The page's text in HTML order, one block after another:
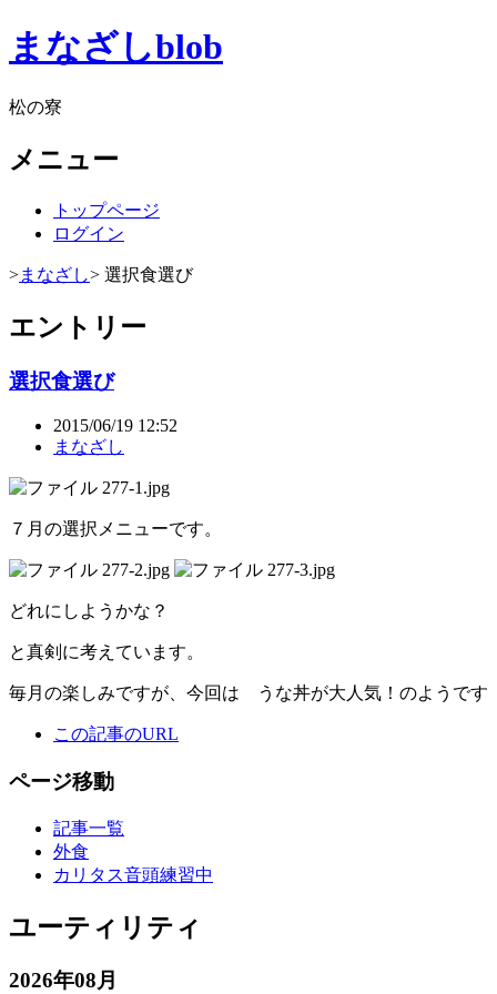
まなざしblob
松の寮
メニュー
トップページ
ログイン
>まなざし> 選択食選び
エントリー
選択食選び
2015/06/19 12:52
まなざし
７月の選択メニューです。
どれにしようかな？
と真剣に考えています。
毎月の楽しみですが、今回は うな丼が大人気！のようです
この記事のURL
ページ移動
記事一覧
外食
カリタス音頭練習中
ユーティリティ
2026年08月